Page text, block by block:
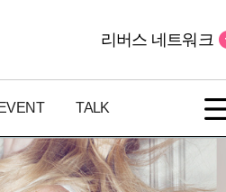
EVENT TALK
리버스 네트워크